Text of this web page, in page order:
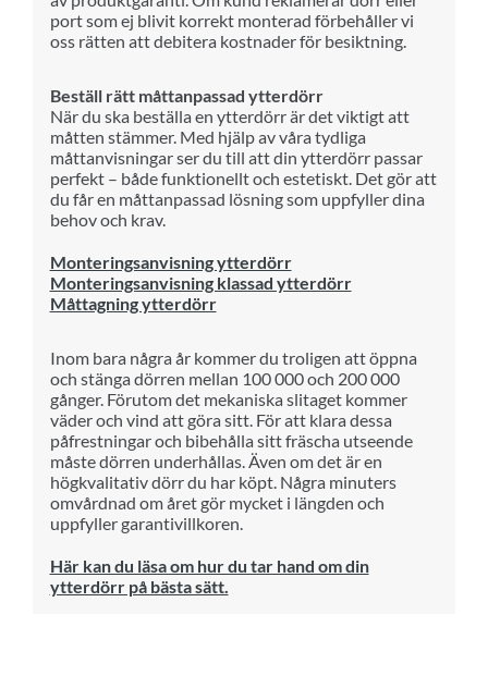
port som ej blivit korrekt monterad förbehåller vi
oss rätten att debitera kostnader för besiktning.
Beställ rätt måttanpassad ytterdörr
När du ska beställa en ytterdörr är det viktigt att
måtten stämmer. Med hjälp av våra tydliga
måttanvisningar ser du till att din ytterdörr passar
perfekt – både funktionellt och estetiskt. Det gör att
du får en måttanpassad lösning som uppfyller dina
behov och krav.
Monteringsanvisning ytterdörr
Monteringsanvisning klassad ytterdörr
Måttagning ytterdörr
Inom bara några år kommer du troligen att öppna
och stänga dörren mellan 100 000 och 200 000
gånger. Förutom det mekaniska slitaget kommer
väder och vind att göra sitt. För att klara dessa
påfrestningar och bibehålla sitt fräscha utseende
måste dörren underhållas. Även om det är en
högkvalitativ dörr du har köpt. Några minuters
omvårdnad om året gör mycket i längden och
uppfyller garantivillkoren.
Här kan du läsa om hur du tar hand om din
ytterdörr på bästa sätt.